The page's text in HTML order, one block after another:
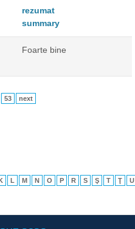
rezumat
summary
Foarte bine
53 next
L M N O P R S Ş T Ţ U